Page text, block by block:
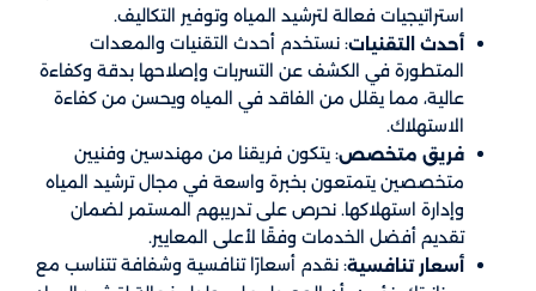
استراتيجيات فعالة لترشيد المياه وتوفير التكاليف.
أحدث التقنيات: نستخدم أحدث التقنيات والمعدات
المتطورة في الكشف عن التسربات وإصلاحها بدقة وكفاءة
عالية، مما يقلل من الفاقد في المياه ويحسن من كفاءة
الاستهلاك.
فريق متخصص: يتكون فريقنا من مهندسين وفنيين
متخصصين يتمتعون بخبرة واسعة في مجال ترشيد المياه
وإدارة استهلاكها. نحرص على تدريبهم المستمر لضمان
تقديم أفضل الخدمات وفقًا لأعلى المعايير.
أسعار تنافسية: نقدم أسعارًا تنافسية وشفافة تتناسب مع